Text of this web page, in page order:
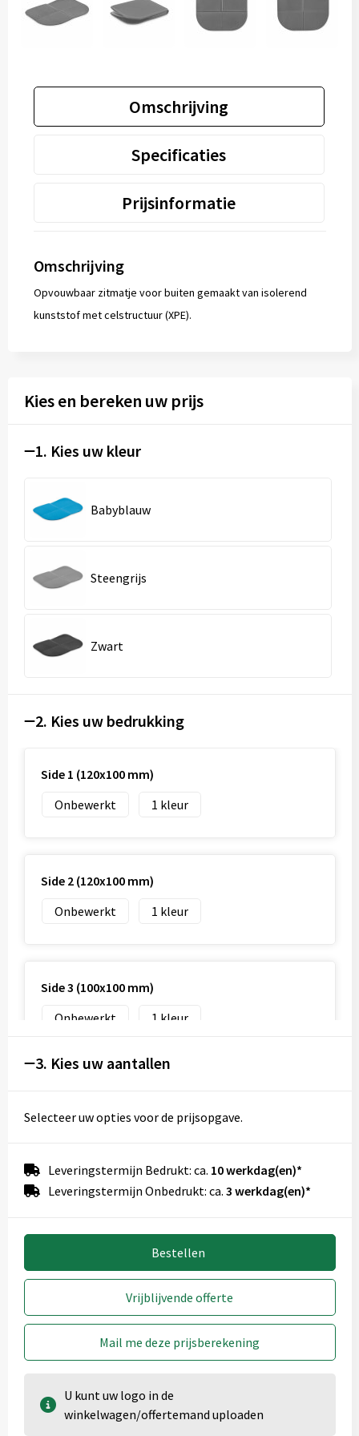
Omschrijving
Specificaties
Prijsinformatie
Omschrijving
Opvouwbaar zitmatje voor buiten gemaakt van isolerend
kunststof met celstructuur (XPE).
Kies en bereken uw prijs
1. Kies uw kleur
Babyblauw
Steengrijs
Zwart
2. Kies uw bedrukking
Side 1 (120x100 mm)
Onbewerkt
1
Side 2 (120x100 mm)
Onbewerkt
1
Side 3 (100x100 mm)
Onbewerkt
1
Onbewerkt
1
3. Kies uw aantallen
Selecteer uw opties voor de prijsopgave.
Leveringstermijn Bedrukt: ca. 10 werkdag(en)*
Leveringstermijn Onbedrukt: ca. 3 werkdag(en)*
Bestellen
Vrijblijvende offerte
Mail me deze prijsberekening
U kunt uw logo in de
winkelwagen/offertemand uploaden